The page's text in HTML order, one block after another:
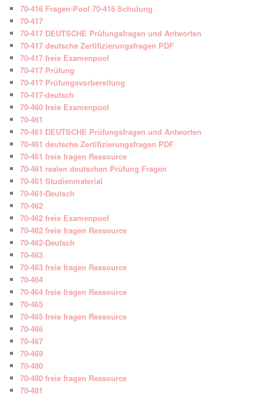
70-416 Fragen-Pool 70-416 Schulung
70-417
70-417 DEUTSCHE Prüfungsfragen und Antworten
70-417 deutsche Zertifizierungsfragen PDF
70-417 freie Examenpool
70-417 Prüfung
70-417 Prüfungsvorbereitung
70-417-deutsch
70-460 freie Examenpool
70-461
70-461 DEUTSCHE Prüfungsfragen und Antworten
70-461 deutsche Zertifizierungsfragen PDF
70-461 freie fragen Ressource
70-461 realen deutschen Prüfung Fragen
70-461 Studienmaterial
70-461-Deutsch
70-462
70-462 freie Examenpool
70-462 freie fragen Ressource
70-462-Deutsch
70-463
70-463 freie fragen Ressource
70-464
70-464 freie fragen Ressource
70-465
70-465 freie fragen Ressource
70-466
70-467
70-469
70-480
70-480 freie fragen Ressource
70-481